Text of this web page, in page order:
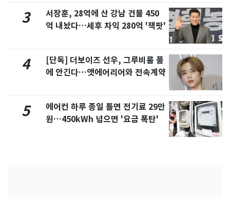
3
서장훈, 28억에 산 강남 건물 450
억 내놨다…세후 차익 280억 '잭팟'
4
[단독] 더보이즈 선우, 그루비룸 품
에 안긴다…앳에어리어와 전속계약
5
에어컨 하루 종일 틀면 전기료 29만
원…450kWh 넘으면 '요금 폭탄'